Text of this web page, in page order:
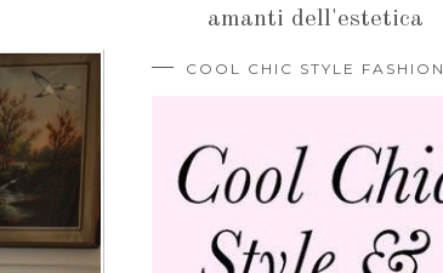
amanti dell'estetica
COOL CHIC STYLE FASHION